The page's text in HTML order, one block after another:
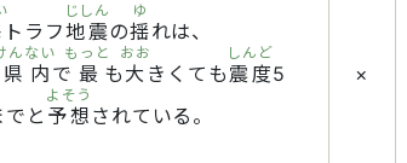
トラフ地震
じしん
の揺
ゆ
れは、
内
んない
で 最
もっと
も 大
おお
きくても 震度
しんど
5
でと 予想
よそう
されている。
×